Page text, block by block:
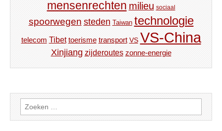
mensenrechten milieu sociaal
spoorwegen steden Taiwan technologie
telecom Tibet toerisme transport VS VS-China
Xinjiang zijderoutes zonne-energie
Zoeken
naar: